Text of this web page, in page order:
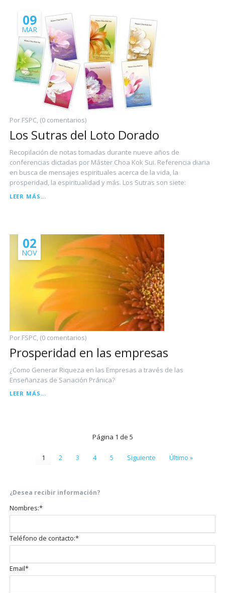
Por FSPC, (0 comentarios)
09
MAR
Los Sutras del Loto Dorado
Recopilación de notas tomadas durante nueve años de
conferencias dictadas por Máster Choa Kok Sui. Referencia diaria
en busca de mensajes espirituales acerca de la vida, la
prosperidad, la espiritualidad y más. Los Sutras son siete:
LEER MÁS...
Por FSPC, (0 comentarios)
02
NOV
Prosperidad en las empresas
¿Como Generar Riqueza en las Empresas a través de las
Enseñanzas de Sanación Pránica?
LEER MÁS...
Página 1 de 5
1 2 3 4 5 Siguiente Último »
¿Desea recibir información?
Campo
obligatorio
Nombres:*
Campo
obligatorio
Teléfono de contacto:*
Campo
obligatorio
Email*